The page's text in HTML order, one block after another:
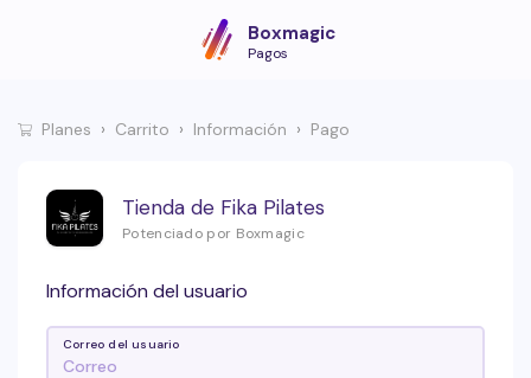
Boxmagic
Pagos
Planes Carrito Información Pago
Tienda de Fika Pilates
Potenciado por Boxmagic
Información del usuario
Correo del usuario